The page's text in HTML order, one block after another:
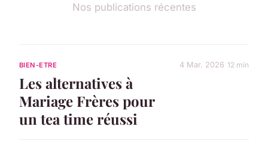
Nos publications récentes
BIEN-ETRE
Les alternatives à
Mariage Frères pour
un tea time réussi
4 Mar. 2026 12 min